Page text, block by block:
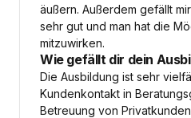
äußern. Außerdem gefällt
sehr gut und man hat die
mitzuwirken.
Wie gefällt dir dein
Die Ausbildung ist sehr
Kundenkontakt in
Betreuung von